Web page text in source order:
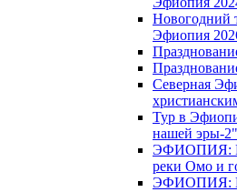
Новогодний
Эфиопия
Северная
Тур в
нашей эры-2"
ЭФИОПИЯ:
реки Омо и
ЭФИОПИЯ: